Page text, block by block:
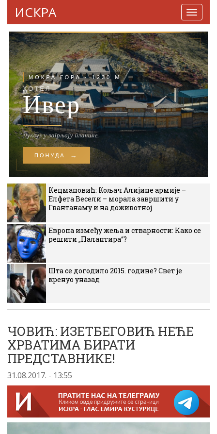
ИСКРА
Кецмановић: Кољач Алијине армије –
Елфета Весели – морала завршити у
Гвантанаму и на доживотној
Европа између жеља и стварности: Како се
решити „Палантира“?
Шта се догодило 2015. године? Свет је
кренуо уназад
ЧОВИЋ: ИЗЕТБЕГОВИЋ НЕЋЕ
ХРВАТИМА БИРАТИ
ПРЕДСТАВНИКЕ!
31.08.2017. - 13:55